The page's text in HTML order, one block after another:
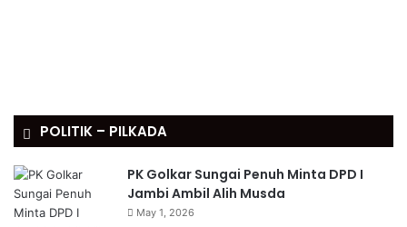
POLITIK – PILKADA
PK Golkar Sungai Penuh Minta DPD I
Jambi Ambil Alih Musda
May 1, 2026